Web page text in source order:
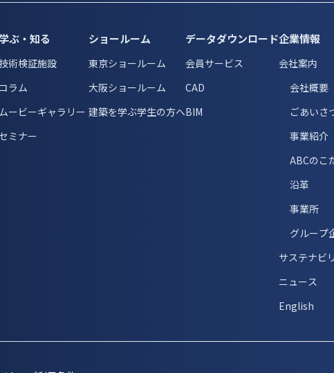
学ぶ・知る
技術検証施設
コラム
ムービーギャラリー
ミナー
ショールーム
東京ショールーム
大阪ショールーム
建築を学ぶ学生の方へ
データダウンロード
会員サービス
CAD
BIM
企業情報
会社案内
会社概要
ごあいさ
事業紹介
ABCのこ
沿革
事業所
グループ
サステナビ
ニュース
English